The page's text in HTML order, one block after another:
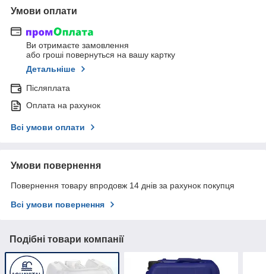
Умови оплати
Ви отримаєте замовлення
або гроші повернуться на вашу картку
Детальніше
Післяплата
Оплата на рахунок
Всі умови оплати
Умови повернення
Повернення товару впродовж 14 днів за рахунок покупця
Всі умови повернення
Подібні товари компанії